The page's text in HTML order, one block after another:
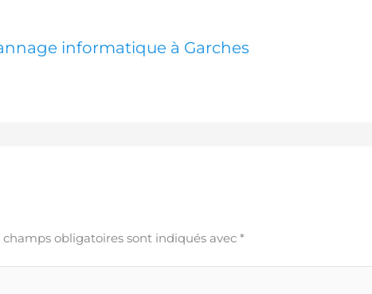
informatique à Garches
champs obligatoires sont indiqués avec *